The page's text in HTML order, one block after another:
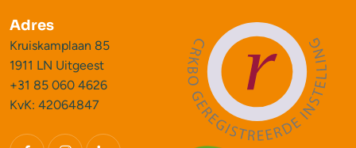
Adres
Kruiskamplaan 85
1911 LN Uitgeest
+31 85 060 4626
KvK: 42064847